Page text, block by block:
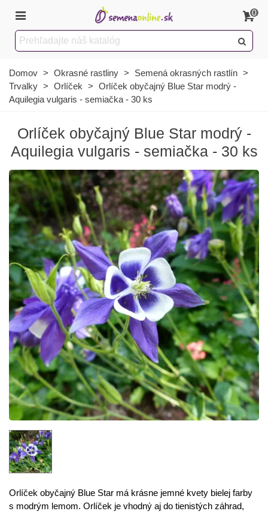
0
Domov > Okrasné rastliny > Semená okrasných rastlín >
Trvalky > Orlíček > Orlíček obyčajný Blue Star modrý -
Aquilegia vulgaris - semiačka - 30 ks
Orlíček obyčajný Blue Star modrý -
Aquilegia vulgaris - semiačka - 30 ks
Orlíček obyčajný Blue Star má krásne jemné kvety bielej farby
s modrým lemom. Orlíček je vhodný aj do tienistých záhrad,